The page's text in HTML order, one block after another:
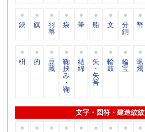
鋏 旗 羽
箒
袋 筆 船 文 分
銅
幣
枡 的 豆
藏
鞠
挟
み
・
鞠
結
綿
矢
・
矢
筈
輪
鼓
輪
宝
蝋
燭
文字・図符・建造紋紋